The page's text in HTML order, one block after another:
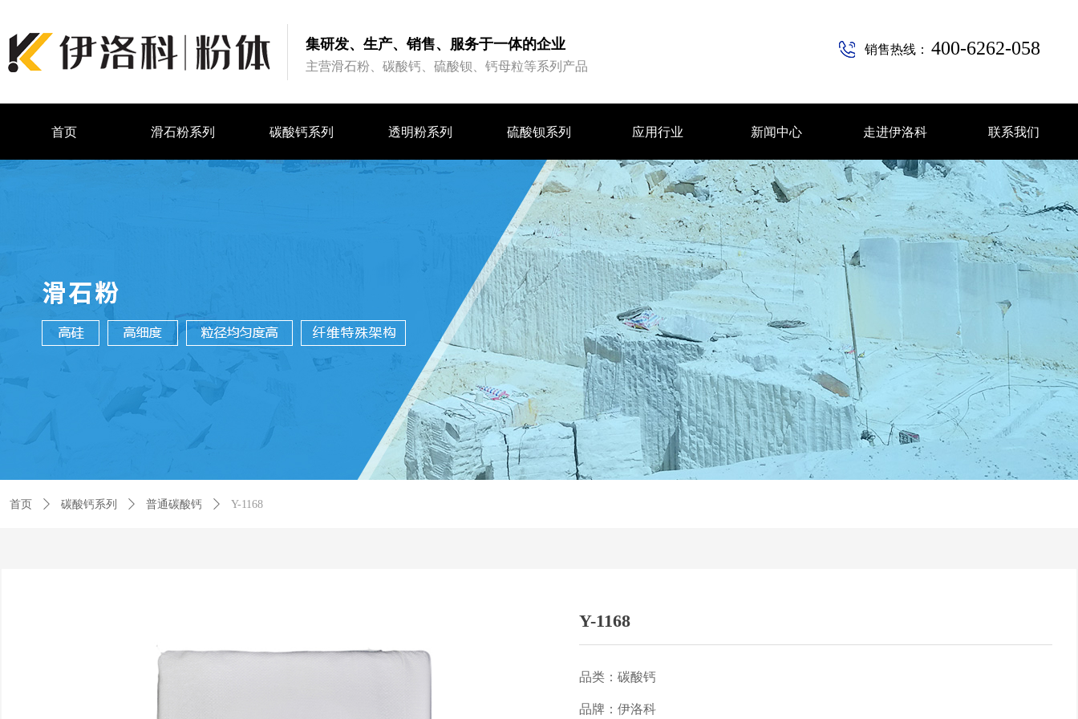
集研发、生产、销售、服务于一体的企业
主营滑石粉、碳酸钙、硫酸钡、钙母粒等系列产品
销售热线： 400-6262-058
首页 滑石粉系列 碳酸钙系列 透明粉系列 硫酸钡系列
硫酸钡系列
应用行业
应用行业
新闻中心
新闻中心
走进伊洛科
走进伊洛科
联系我们
联系我们
首页 ꄲ 碳酸钙系列 ꄲ 普通碳酸钙 ꄲ Y-1168
Y-1168
品类：碳酸钙
品牌：伊洛科